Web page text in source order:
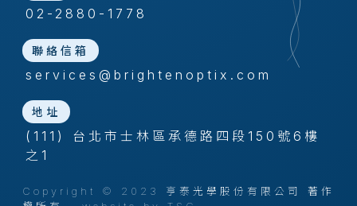
02-2880-1778
聯絡信箱
services@brightenoptix.com
地址
(111) 台北市士林區承德路四段150號6樓
之1
Copyright © 2023 亨泰光學股份有限公司 著作